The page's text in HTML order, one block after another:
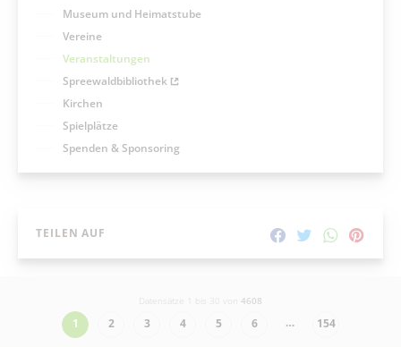
Museum und Heimatstube
Vereine
Veranstaltungen
Spreewaldbibliothek
Kirchen
Spielplätze
Spenden & Sponsoring
TEILEN AUF
Datensätze 1 bis 30 von 4608
1 2 3 4 5 6 … 154